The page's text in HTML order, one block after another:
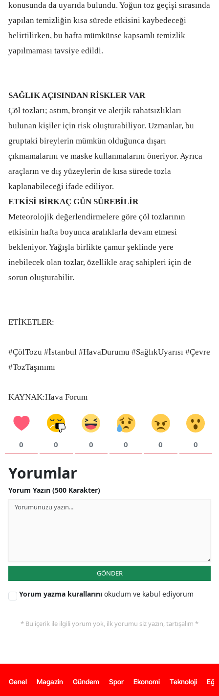
konusunda da uyarıda bulundu. Yoğun toz geçişi sırasında
yapılan temizliğin kısa sürede etkisini kaybedeceği
belirtilirken, bu hafta mümkünse kapsamlı temizlik
yapılmaması tavsiye edildi.
SAĞLIK AÇISINDAN RİSKLER VAR
Çöl tozları; astım, bronşit ve alerjik rahatsızlıkları
bulunan kişiler için risk oluşturabiliyor. Uzmanlar, bu
gruptaki bireylerin mümkün olduğunca dışarı
çıkmamalarını ve maske kullanmalarını öneriyor. Ayrıca
araçların ve dış yüzeylerin de kısa sürede tozla
kaplanabileceği ifade ediliyor.
ETKİSİ BİRKAÇ GÜN SÜREBİLİR
Meteorolojik değerlendirmelere göre çöl tozlarının
etkisinin hafta boyunca aralıklarla devam etmesi
bekleniyor. Yağışla birlikte çamur şeklinde yere
inebilecek olan tozlar, özellikle araç sahipleri için de
sorun oluşturabilir.
ETİKETLER:
#ÇölTozu #İstanbul #HavaDurumu #SağlıkUyarısı #Çevre
#TozTaşınımı
KAYNAK:Hava Forum
0 0 0 0 0 0
Yorumlar
Yorum Yazın (500 Karakter)
GÖNDER
Yorum yazma kurallarını okudum ve kabul ediyorum
* Bu içerik ile ilgili yorum yok, ilk yorumu siz yazın, tartışalım *
Genel Magazin Gündem Spor Ekonomi Teknoloji